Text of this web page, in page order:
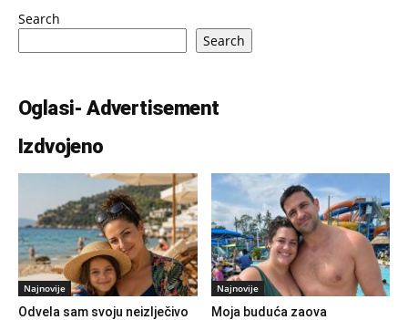
Search
Search
Oglasi- Advertisement
Izdvojeno
Najnovije
Odvela sam svoju neizlječivo
Najnovije
Moja buduća zaova